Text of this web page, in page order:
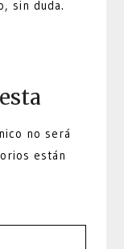
sin duda.
no será
están